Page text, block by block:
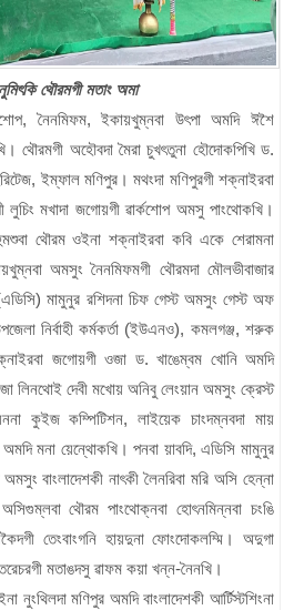
থৌরমগী মতাং অমা
নৈনমিফম, ইকায়খুম্নবা উৎপা অমদি ঈশৈ
থৌরমগী অহৌবদা মৈরা চুখৎতুনা হৌদোকপিখি ড.
ইম্ফাল মণিপুর। মথংদা মণিপুরগী শক্নাইরবা
মখাদা জগোয়গী ৱার্কশোপ অমসু পাংথোকখি।
থৌরম ওইনা শক্নাইরবা কবি একে শেরামনা
অমসুং নৈনমিফমগী থৌরমদা মৌলভীবাজার
মামুনুর রশিদনা চিফ গেস্ট অমসুং গেস্ট অফ
নির্বাহী কর্মকর্তা (ইউএনও), কমলগঞ্জ, শরুক
জগোয়গী ওজা ড. খাঙেম্বম খোনি অমদি
লিনথোই দেবী মখোয় অনিবু লেংয়ান অমসুং ক্রেস্ট
কুইজ কম্পিটিশন, লাইয়েক চাংদম্নবদা মায়
মনা য়েন্থোকখি। পনবা য়াবদি, এডিসি মামুনুর
বাংলাদেশকী নাৎকী লৈনরিবা মরি অসি হেন্না
থৌরম পাংথোক্নবা হোৎনমিন্নবা চংঙি
তেংবাংগনি হায়দুনা ফোংদোকলম্মি। অদুগা
মতাঙদসু ৱাফম কয়া খন্ন-নৈনখি।
নুংথিলদা মণিপুর অমদি বাংলাদেশকী আর্টিস্টশিংনা